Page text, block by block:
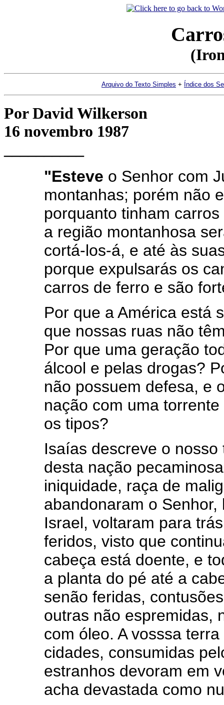
Arquivo do Texto Simples + Índice dos
Por David Wilkerson
16 novembro 1987
"Esteve o Senhor com
montanhas; porém não
porquanto tinham
a região montanhosa
cortá-los-á, e até às
porque expulsarás os
carros de ferro e são
Por que a América está
que nossas ruas não
Por que uma geração
álcool e pelas drogas?
não possuem defesa, e
nação com uma
os tipos?
Isaías descreve o
desta nação
iniquidade, raça de
abandonaram o
Israel, voltaram para
feridos, visto que
cabeça está doente, e
a planta do pé até a
senão feridas,
outras não espremidas,
com óleo. A vosssa
cidades, consumidas
estranhos devoram em
acha devastada como